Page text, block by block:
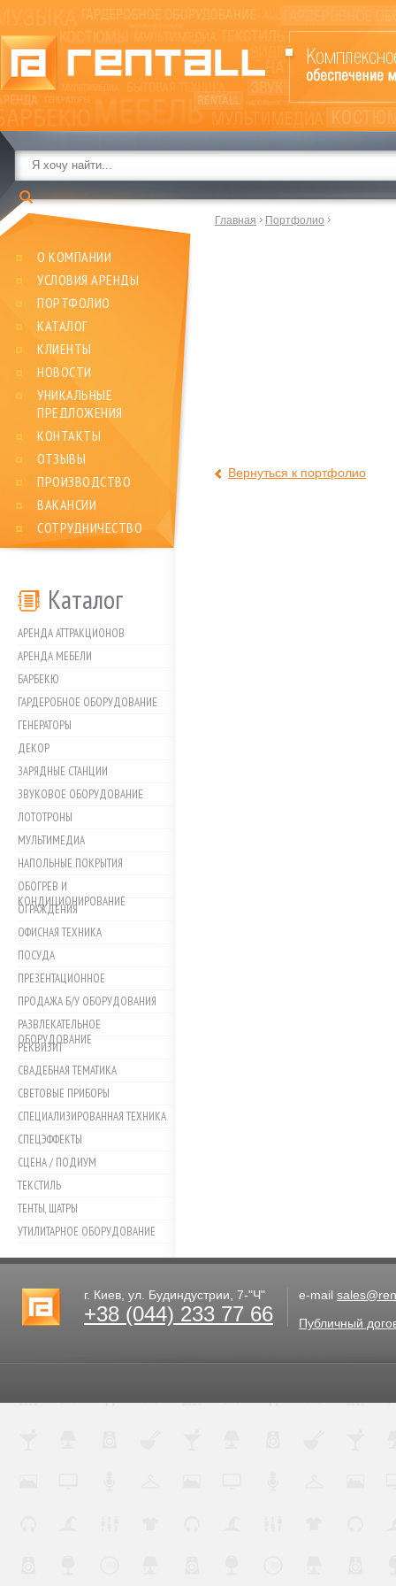
О КОМПАНИИ
УСЛОВИЯ АРЕНДЫ
ПОРТФОЛИО
КАТАЛОГ
КЛИЕНТЫ
НОВОСТИ
УНИКАЛЬНЫЕ
ПРЕДЛОЖЕНИЯ
КОНТАКТЫ
ОТЗЫВЫ
ПРОИЗВОДСТВО
ВАКАНСИИ
СОТРУДНИЧЕСТВО
Каталог
АРЕНДА АТТРАКЦИОНОВ
АРЕНДА МЕБЕЛИ
БАРБЕКЮ
ГАРДЕРОБНОЕ ОБОРУДОВАНИЕ
ГЕНЕРАТОРЫ
ДЕКОР
ЗАРЯДНЫЕ СТАНЦИИ
ЗВУКОВОЕ ОБОРУДОВАНИЕ
ЛОТОТРОНЫ
МУЛЬТИМЕДИА
НАПОЛЬНЫЕ ПОКРЫТИЯ
ОБОГРЕВ И
КОНДИЦИОНИРОВАНИЕ
ОГРАЖДЕНИЯ
ОФИСНАЯ ТЕХНИКА
ПОСУДА
ПРЕЗЕНТАЦИОННОЕ
ПРОДАЖА Б/У ОБОРУДОВАНИЯ
РАЗВЛЕКАТЕЛЬНОЕ
ОБОРУДОВАНИЕ
РЕКВИЗИТ
СВАДЕБНАЯ ТЕМАТИКА
СВЕТОВЫЕ ПРИБОРЫ
СПЕЦИАЛИЗИРОВАННАЯ ТЕХНИКА
СПЕЦЭФФЕКТЫ
СЦЕНА / ПОДИУМ
ТЕКСТИЛЬ
ТЕНТЫ, ШАТРЫ
УТИЛИТАРНОЕ ОБОРУДОВАНИЕ
Главная Портфолио
Вернуться к портфолио
г. Киев, ул. Будиндустрии, 7-"Ч"
+38 (044) 233 77 66
e-mail
Публичный